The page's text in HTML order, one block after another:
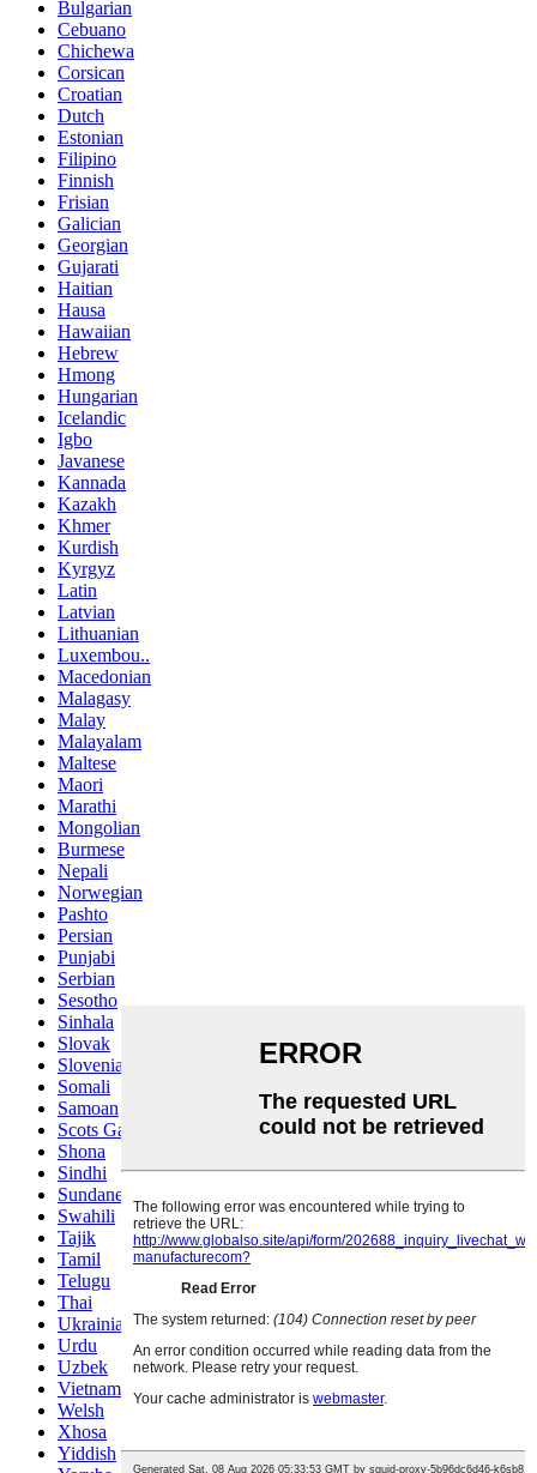
Bulgarian
Cebuano
Chichewa
Corsican
Croatian
Dutch
Estonian
Filipino
Finnish
Frisian
Galician
Georgian
Gujarati
Haitian
Hausa
Hawaiian
Hebrew
Hmong
Hungarian
Icelandic
Igbo
Javanese
Kannada
Kazakh
Khmer
Kurdish
Kyrgyz
Latin
Latvian
Lithuanian
Luxembou..
Macedonian
Malagasy
Malay
Malayalam
Maltese
Maori
Marathi
Mongolian
Burmese
Nepali
Norwegian
Pashto
Persian
Punjabi
Serbian
Sesotho
Sinhala
Slovak
Slovenian
Somali
Samoan
Scots Gaelic
Shona
Sindhi
Sundanese
Swahili
Tajik
Tamil
Telugu
Thai
Ukrainian
Urdu
Uzbek
Vietnamese
Welsh
Xhosa
Yiddish